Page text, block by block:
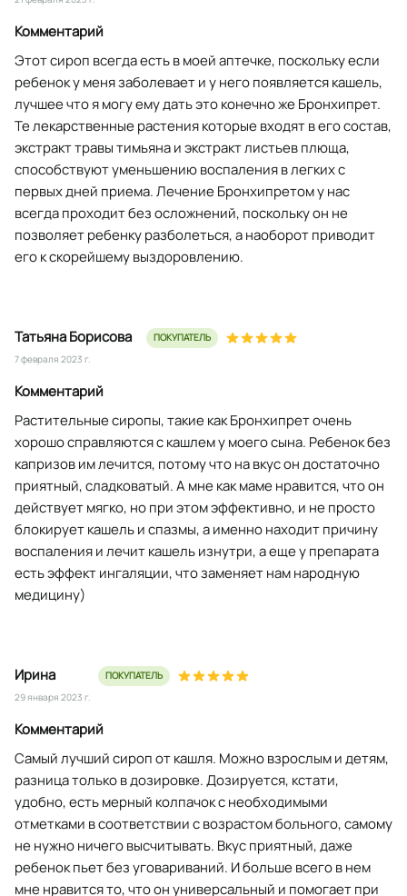
Комментарий
Этот сироп всегда есть в моей аптечке, поскольку если
ребенок у меня заболевает и у него появляется кашель,
лучшее что я могу ему дать это конечно же Бронхипрет.
Те лекарственные растения которые входят в его состав,
экстракт травы тимьяна и экстракт листьев плюща,
способствуют уменьшению воспаления в легких с
первых дней приема. Лечение Бронхипретом у нас
всегда проходит без осложнений, поскольку он не
позволяет ребенку разболеться, а наоборот приводит
его к скорейшему выздоровлению.
Татьяна Борисова
7 февраля 2023 г.
ПОКУПАТЕЛЬ
Комментарий
Растительные сиропы, такие как Бронхипрет очень
хорошо справляются с кашлем у моего сына. Ребенок без
капризов им лечится, потому что на вкус он достаточно
приятный, сладковатый. А мне как маме нравится, что он
действует мягко, но при этом эффективно, и не просто
блокирует кашель и спазмы, а именно находит причину
воспаления и лечит кашель изнутри, а еще у препарата
есть эффект ингаляции, что заменяет нам народную
медицину)
Ирина
29 января 2023 г.
ПОКУПАТЕЛЬ
Комментарий
Самый лучший сироп от кашля. Можно взрослым и детям,
разница только в дозировке. Дозируется, кстати,
удобно, есть мерный колпачок с необходимыми
отметками в соответствии с возрастом больного, самому
не нужно ничего высчитывать. Вкус приятный, даже
ребенок пьет без уговариваний. И больше всего в нем
мне нравится то, что он универсальный и помогает при